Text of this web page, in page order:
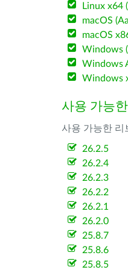
Linux x64
macOS
macOS
Windows
Windows
Windows
사용 가능
사용 가능한 리
26.2.5
26.2.4
26.2.3
26.2.2
26.2.1
26.2.0
25.8.7
25.8.6
25.8.5